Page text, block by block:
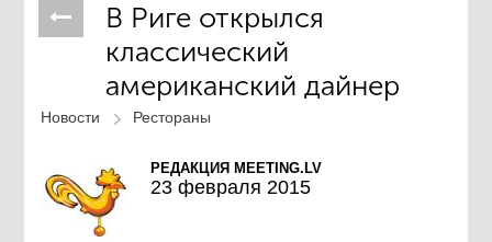
В Риге открылся
классический
американский дайнер
Новости Рестораны
РЕДАКЦИЯ MEETING.LV
23 февраля 2015